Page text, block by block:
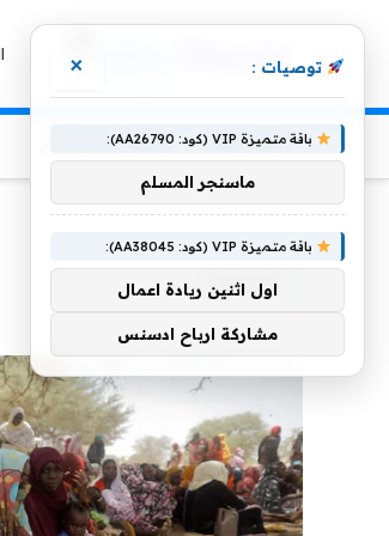
الرئيسية منوعات التعليم
الرئيسية»للشعب
للشعب
توصيات : ×
باقة متميزة VIP (كود: AA26790):
ماسنجر المسلم
باقة متميزة VIP (كود: AA38045):
اول اثنين ريادة اعمال
مشاركة ارباح ادسنس